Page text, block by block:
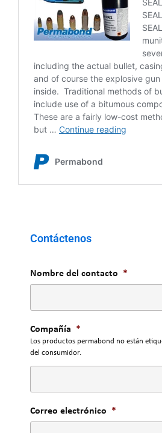
Contáctenos
Nombre del contacto *
Compañía *
Los productos permabond no están
del consumidor.
Correo electrónico *